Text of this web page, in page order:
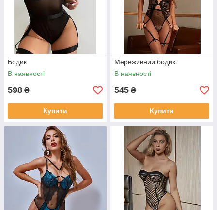
Бодик
В наявності
598 ₴
Купити
Мереживний бодик
В наявності
545 ₴
Купити